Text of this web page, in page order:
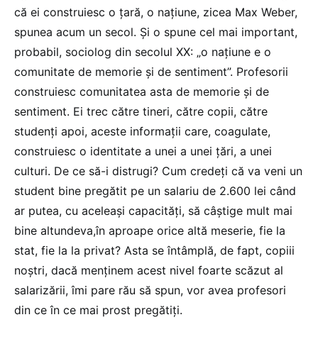
că ei construiesc o țară, o națiune, zicea Max Weber,
spunea acum un secol. Și o spune cel mai important,
probabil, sociolog din secolul XX: „o națiune e o
comunitate de memorie și de sentiment”. Profesorii
construiesc comunitatea asta de memorie și de
sentiment. Ei trec către tineri, către copii, către
studenți apoi, aceste informații care, coagulate,
construiesc o identitate a unei a unei țări, a unei
culturi. De ce să-i distrugi? Cum credeți că va veni un
student bine pregătit pe un salariu de 2.600 lei când
ar putea, cu aceleași capacități, să câștige mult mai
bine altundeva,în aproape orice altă meserie, fie la
stat, fie la la privat? Asta se întâmplă, de fapt, copiii
noștri, dacă menținem acest nivel foarte scăzut al
salarizării, îmi pare rău să spun, vor avea profesori
din ce în ce mai prost pregătiți.